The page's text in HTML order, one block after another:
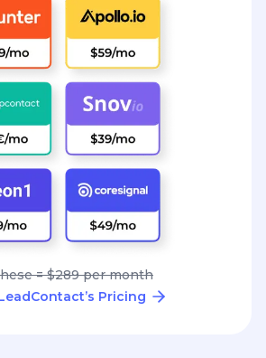
= $289 per month
Pricing